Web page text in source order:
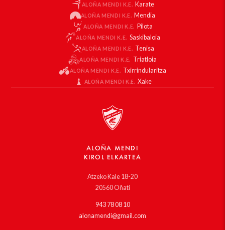
ALOÑA MENDI K.E. Karate
ALOÑA MENDI K.E. Mendia
ALOÑA MENDI K.E. Pilota
ALOÑA MENDI K.E. Saskibaloia
ALOÑA MENDI K.E. Tenisa
ALOÑA MENDI K.E. Triatloia
ALOÑA MENDI K.E. Txirrindularitza
ALOÑA MENDI K.E. Xake
ALOÑA MENDI
KIROL ELKARTEA
Atzeko Kale 18-20
20560 Oñati
943 78 08 10
alonamendi@gmail.com